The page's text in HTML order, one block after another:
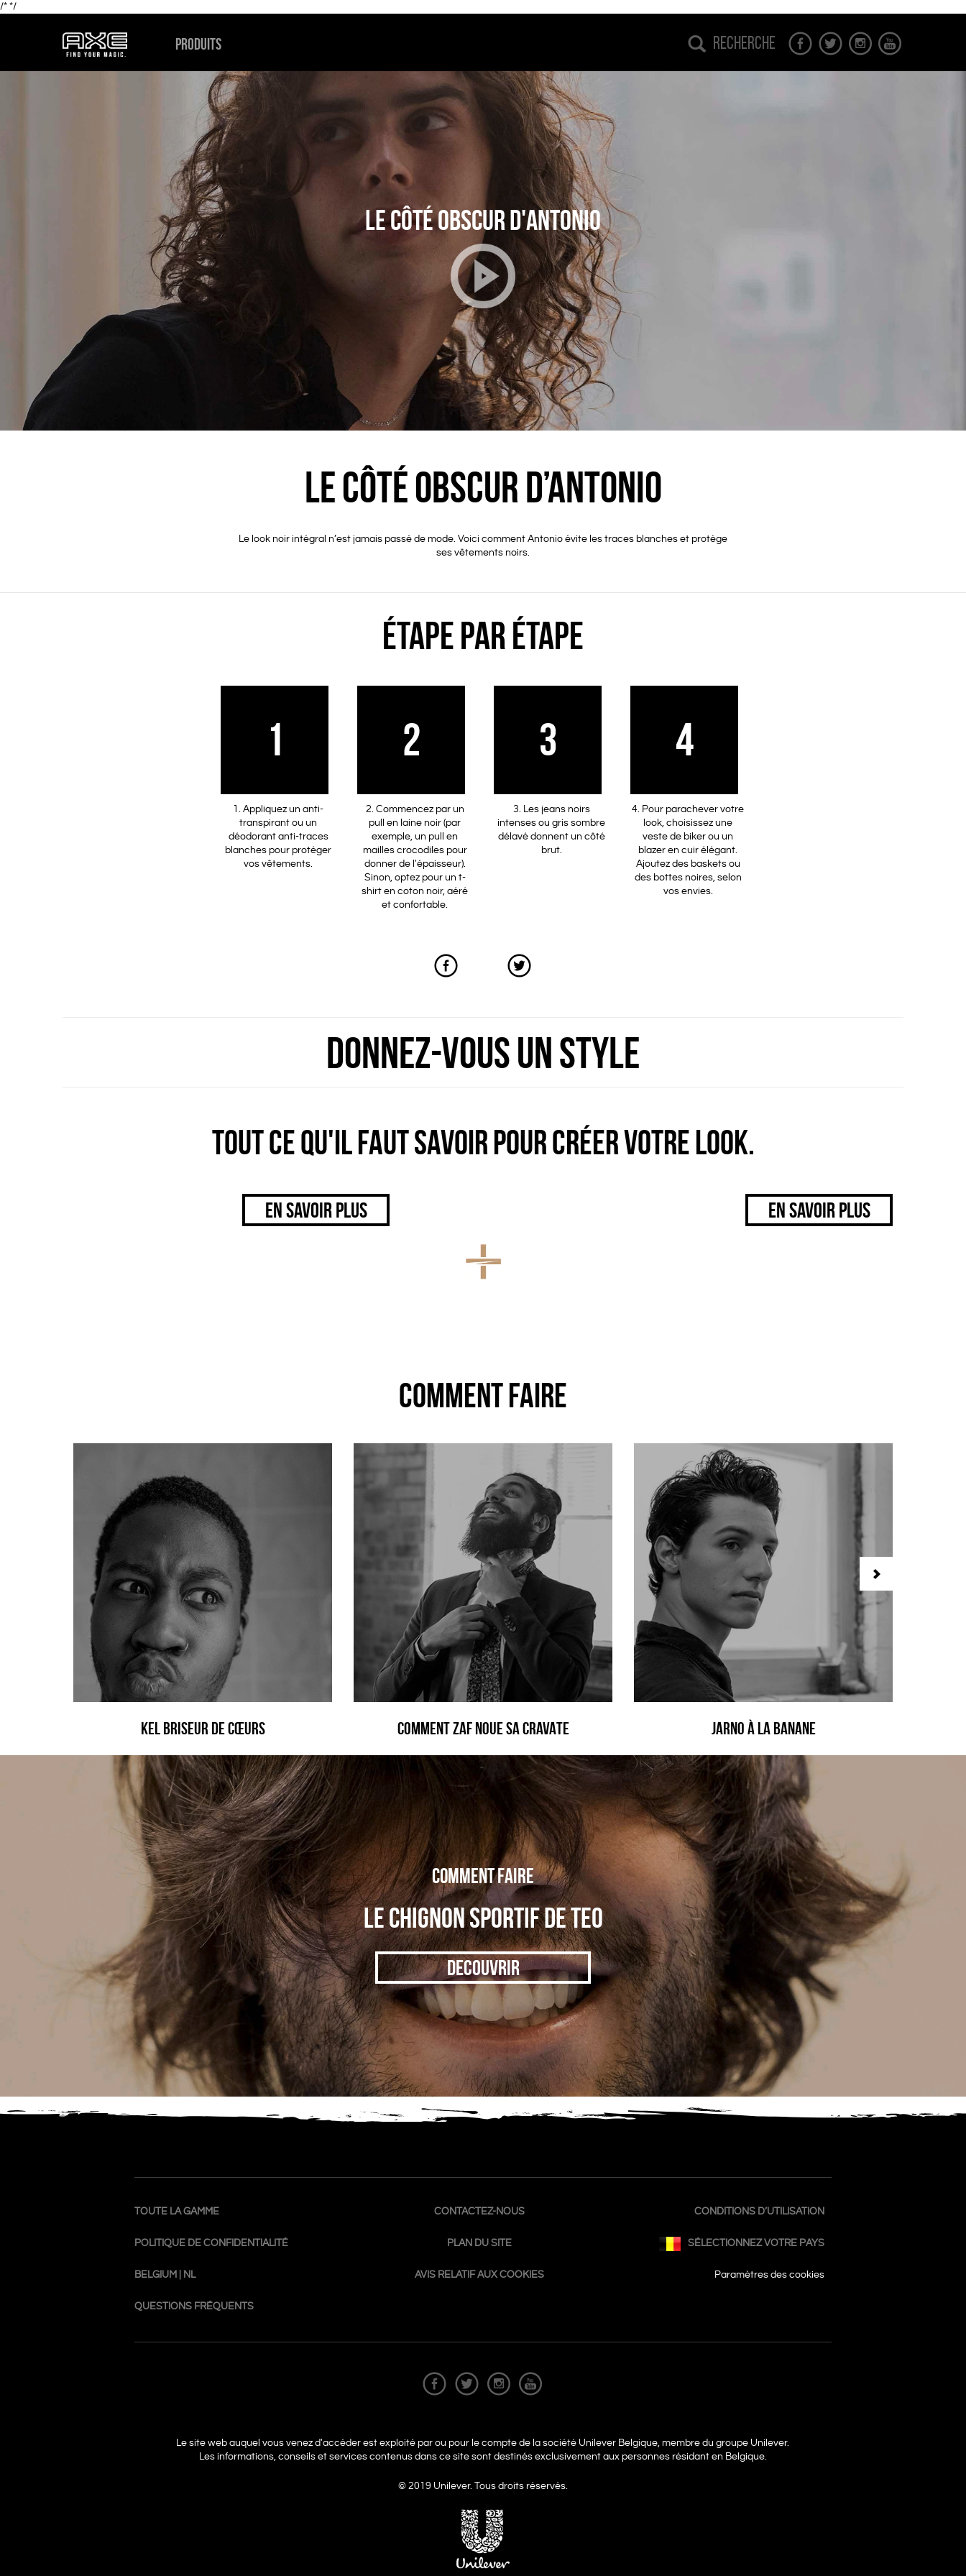
/* */
PRODUITS Recherche
LE CÔTÉ OBSCUR D'ANTONIO
LE CÔTÉ OBSCUR D’ANTONIO
Le look noir intégral n’est jamais passé de mode. Voici comment Antonio évite les traces blanches et protège
ses vêtements noirs.
ÉTAPE PAR ÉTAPE
1
1. Appliquez un anti-
transpirant ou un
déodorant anti-traces
blanches pour protéger
vos vêtements.
2
2. Commencez par un
pull en laine noir (par
exemple, un pull en
mailles crocodiles pour
donner de l'épaisseur).
Sinon, optez pour un t-
shirt en coton noir, aéré
et confortable.
3
3. Les jeans noirs
intenses ou gris sombre
délavé donnent un côté
brut.
4
4. Pour parachever votre
look, choisissez une
veste de biker ou un
blazer en cuir élégant.
Ajoutez des baskets ou
des bottes noires, selon
vos envies.
DONNEZ-VOUS UN STYLE
TOUT CE QU'IL FAUT SAVOIR POUR CRÉER VOTRE LOOK.
EN SAVOIR PLUS EN SAVOIR PLUS
Comment faire
Kel briseur de CŒURS COMMENT ZAF NOUE SA CRAVATE Jarno à la banane
Comment faire
LE CHIGNON SPORTIF DE TEO
DECOUVRIR
TOUTE LA GAMME CONTACTEZ-NOUS CONDITIONS D’UTILISATION
POLITIQUE DE CONFIDENTIALITÉ PLAN DU SITE SÉLECTIONNEZ VOTRE PAYS
BELGIUM | NL AVIS RELATIF AUX COOKIES Paramètres des cookies
QUESTIONS FRÉQUENTS
Le site web auquel vous venez d'accéder est exploité par ou pour le compte de la société Unilever Belgique, membre du groupe Unilever.
Les informations, conseils et services contenus dans ce site sont destinés exclusivement aux personnes résidant en Belgique.
© 2019 Unilever. Tous droits réservés.